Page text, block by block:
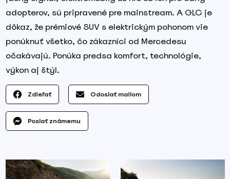
adopterov, sú pripravené pre mainstream. A GLC je
dôkaz, že prémiové SUV s elektrickým pohonom vie
ponúknuť všetko, čo zákazníci od Mercedesu
očakávajú. Ponúka predsa komfort, technológie,
výkon aj štýl.
Zdieľať Odoslať mailom
Poslať známemu